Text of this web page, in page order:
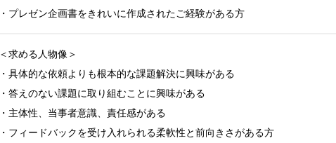
・プレゼン企画書をきれいに作成されたご経験がある方
＜求める人物像＞
・具体的な依頼よりも根本的な課題解決に興味がある
・答えのない課題に取り組むことに興味がある
・主体性、当事者意識、責任感がある
・フィードバックを受け入れられる柔軟性と前向きさがある方